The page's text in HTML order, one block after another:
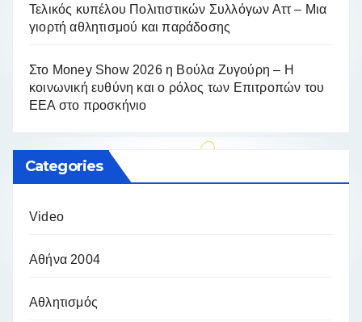
Τελικός κυπέλου Πολιτιστικών Συλλόγων Αττ – Μια
γιορτή αθλητισμού και παράδοσης
Στο Money Show 2026 η Βούλα Ζυγούρη – Η
κοινωνική ευθύνη και ο ρόλος των Επιτροπών του
ΕΕΑ στο προσκήνιο
Categories
Video
Αθήνα 2004
Αθλητισμός